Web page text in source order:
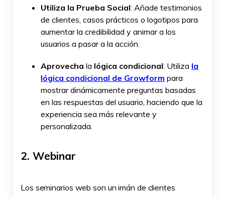
Utiliza la Prueba Social: Añade testimonios
de clientes, casos prácticos o logotipos para
aumentar la credibilidad y animar a los
usuarios a pasar a la acción.
Aprovecha la lógica condicional: Utiliza la
lógica condicional de Growform para
mostrar dinámicamente preguntas basadas
en las respuestas del usuario, haciendo que la
experiencia sea más relevante y
personalizada.
2. Webinar
Los seminarios web son un imán de clientes